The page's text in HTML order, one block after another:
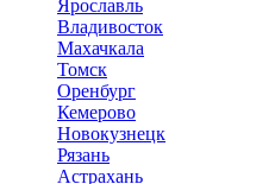
Ярославль
Владивосток
Махачкала
Томск
Оренбург
Кемерово
Новокузнецк
Рязань
Астрахань